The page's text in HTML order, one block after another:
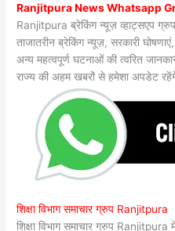
Ranjitpura News Whatsapp
Ranjitpura ब्रेकिंग न्यूज़ व्हाट्सएप
ताजातरीन ब्रेकिंग न्यूज़, सरकारी
अन्य महत्वपूर्ण घटनाओं की त्वरित
राज्य की अहम खबरों से हमेशा अपडेट
शिक्षा विभाग समाचार ग्रुप Ranjitpura
शिक्षा विभाग समाचार ग्रुप